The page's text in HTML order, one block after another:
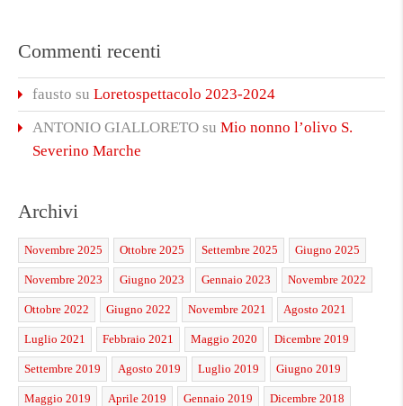
Commenti recenti
fausto su Loretospettacolo 2023-2024
ANTONIO GIALLORETO su Mio nonno l’olivo S.
Severino Marche
Archivi
Novembre 2025 Ottobre 2025 Settembre 2025 Giugno 2025
Novembre 2023 Giugno 2023 Gennaio 2023 Novembre 2022
Ottobre 2022 Giugno 2022 Novembre 2021 Agosto 2021
Luglio 2021 Febbraio 2021 Maggio 2020 Dicembre 2019
Settembre 2019 Agosto 2019 Luglio 2019 Giugno 2019
Maggio 2019 Aprile 2019 Gennaio 2019 Dicembre 2018